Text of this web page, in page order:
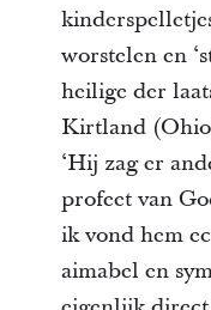
worstelen en
heilige der
Kirtland
‘Hij zag er
profeet van
ik vond hem
aimabel en